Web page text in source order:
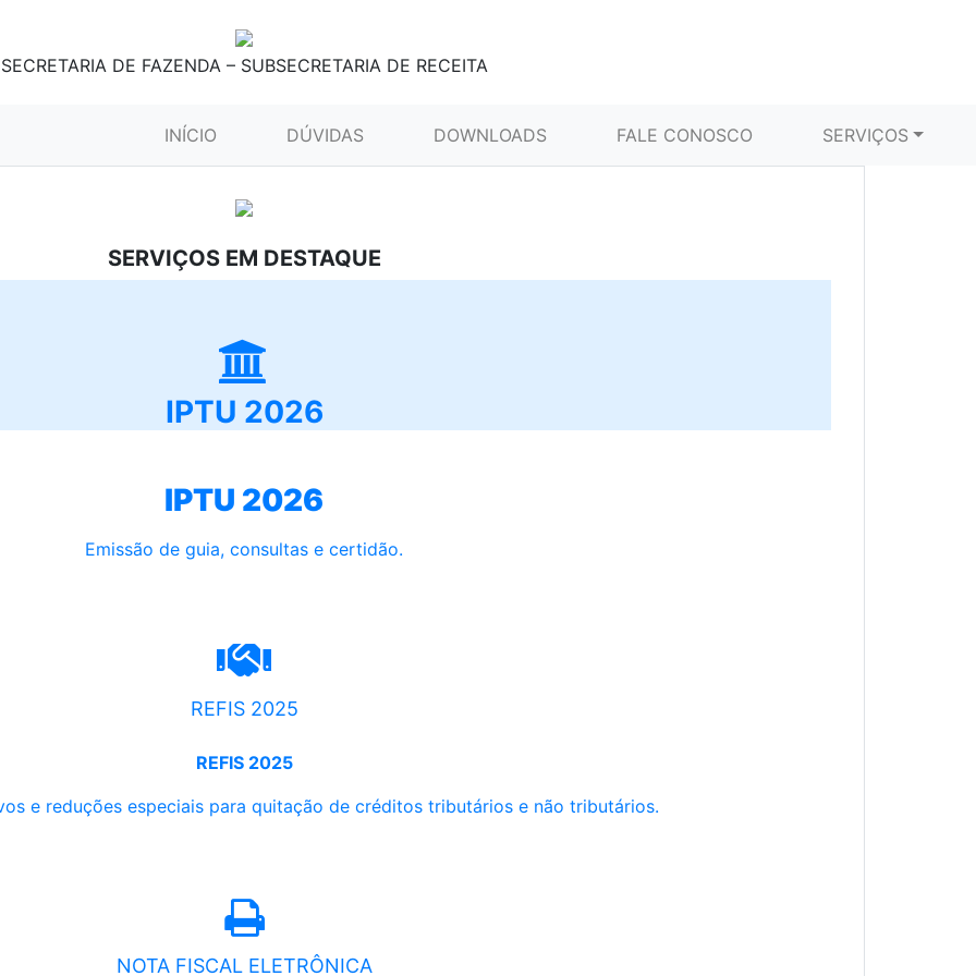
SECRETARIA DE FAZENDA – SUBSECRETARIA DE RECEITA
INÍCIO (CURRENT)DÚVIDAS DOWNLOADS FALE CONOSCO SERVIÇOS
SERVIÇOS EM DESTAQUE
IPTU 2026
IPTU 2026
Emissão de guia, consultas e certidão.
REFIS 2025
REFIS 2025
e reduções especiais para quitação de créditos tributários e não tributários.
NOTA FISCAL ELETRÔNICA